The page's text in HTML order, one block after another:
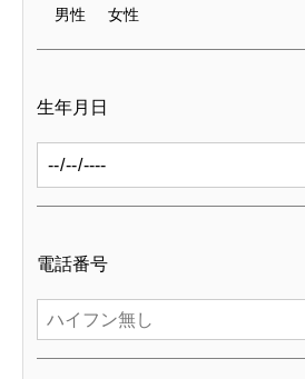
男性 女性
生年月日
電話番号